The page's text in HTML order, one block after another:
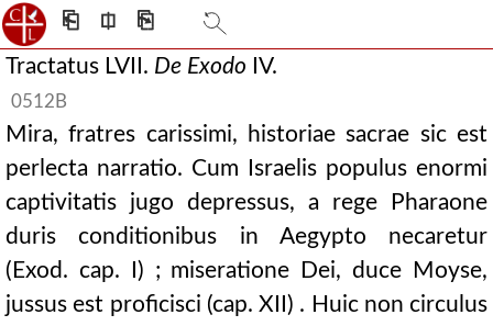
⎗ ⎅ ⎘
Tractatus LVII. De Exodo IV.
0512B
Mira, fratres carissimi, historiae sacrae sic est
perlecta narratio. Cum Israelis populus enormi
captivitatis jugo depressus, a rege Pharaone
duris conditionibus in Aegypto necaretur
(Exod. cap. I) ; miseratione Dei, duce Moyse,
jussus est proficisci (cap. XII) . Huic non circulus